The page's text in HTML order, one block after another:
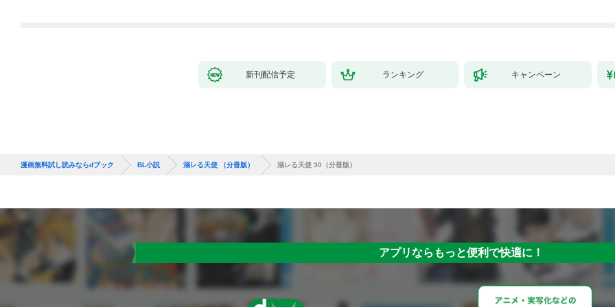
新刊配信予定 ランキング キャンペーン
漫画無料試し読みならdブック BL小説 溺レる天使 （分冊版） 溺レる天使 30（分冊版）
アプリならもっと便利で快適に！